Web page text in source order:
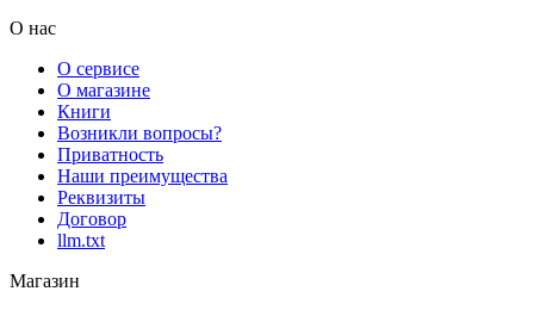
О нас
О сервисе
О магазине
Книги
Возникли вопросы?
Приватность
Наши преимущества
Реквизиты
Договор
llm.txt
Магазин